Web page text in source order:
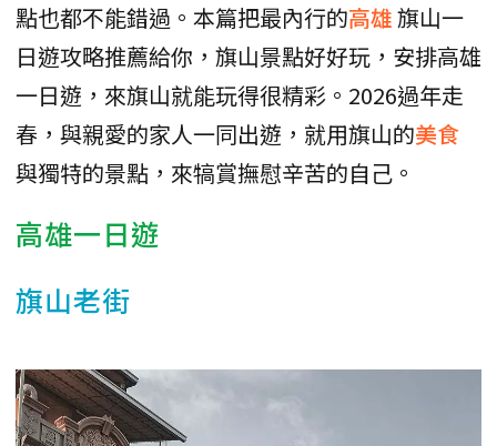
點也都不能錯過。本篇把最內行的高雄旗山一
日遊攻略推薦給你，旗山景點好好玩，安排高雄
一日遊，來旗山就能玩得很精彩。2026過年走
春，與親愛的家人一同出遊，就用旗山的美食
與獨特的景點，來犒賞撫慰辛苦的自己。
高雄一日遊
旗山老街